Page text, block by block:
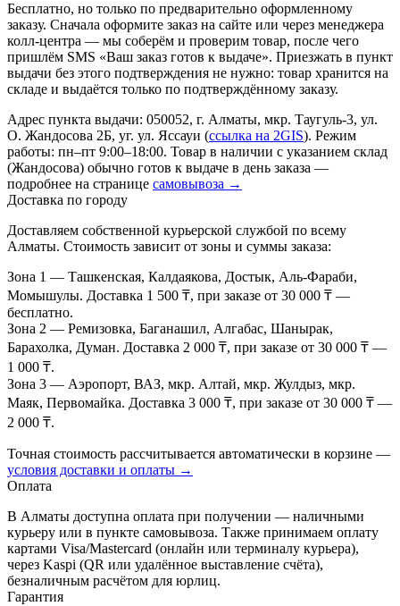
Бесплатно, но только по предварительно оформленному
заказу. Сначала оформите заказ на сайте или через менеджера
колл-центра — мы соберём и проверим товар, после чего
пришлём SMS «Ваш заказ готов к выдаче». Приезжать в пункт
выдачи без этого подтверждения не нужно: товар хранится на
складе и выдаётся только по подтверждённому заказу.
Адрес пункта выдачи: 050052, г. Алматы, мкр. Таугуль-3, ул.
О. Жандосова 2Б, уг. ул. Яссауи (ссылка на 2GIS). Режим
работы: пн–пт 9:00–18:00. Товар в наличии с указанием склад
(Жандосова) обычно готов к выдаче в день заказа —
подробнее на странице самовывоза →
Доставка по городу
Доставляем собственной курьерской службой по всему
Алматы. Стоимость зависит от зоны и суммы заказа:
Зона 1 — Ташкенская, Калдаякова, Достык, Аль-Фараби,
Момышулы. Доставка 1 500 ₸, при заказе от 30 000 ₸ —
бесплатно.
Зона 2 — Ремизовка, Баганашил, Алгабас, Шанырак,
Барахолка, Думан. Доставка 2 000 ₸, при заказе от 30 000 ₸ —
1 000 ₸.
Зона 3 — Аэропорт, ВАЗ, мкр. Алтай, мкр. Жулдыз, мкр.
Маяк, Первомайка. Доставка 3 000 ₸, при заказе от 30 000 ₸ —
2 000 ₸.
Точная стоимость рассчитывается автоматически в корзине —
условия доставки и оплаты →
Оплата
В Алматы доступна оплата при получении — наличными
курьеру или в пункте самовывоза. Также принимаем оплату
картами Visa/Mastercard (онлайн или терминалу курьера),
через Kaspi (QR или удалённое выставление счёта),
безналичным расчётом для юрлиц.
Гарантия